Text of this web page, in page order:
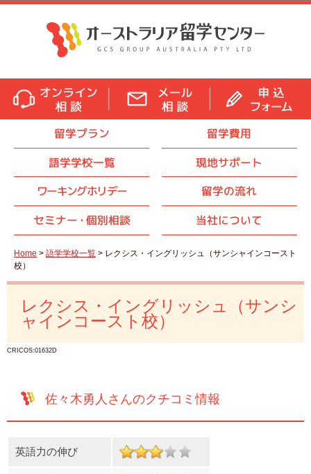
留学プラン
留学費用
語学学校一覧
現地サポート
ワーキングホリデー
留学の流れ
セミナー・ 個別相談 当社について
Home > 語学学校一覧 > レクシス・イングリッシュ（サンシャインコースト
校）
レクシス・イングリッシュ（サンシ
ャインコースト校）
CRICOS:01632D
佐々木勇人さんのクチコミ情報
英語力の伸び